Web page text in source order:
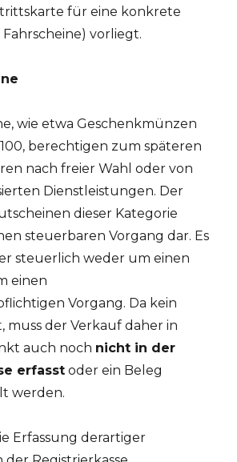
für eine konkrete
vorliegt.
wie etwa Geschenkmünzen
berechtigen zum späteren
nach freier Wahl oder von
Dienstleistungen. Der
dieser Kategorie
steuerbaren Vorgang dar. Es
steuerlich weder um einen
einen
Vorgang. Da kein
muss der Verkauf daher in
auch noch nicht in der
erfasst oder ein Beleg
werden.
Erfassung derartiger